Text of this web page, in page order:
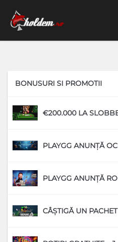
BONUSURI SI PROMOTII
€200.000 LA
PLAYGG ANUNȚĂ
PLAYGG ANUNȚĂ
CÂȘTIGĂ UN